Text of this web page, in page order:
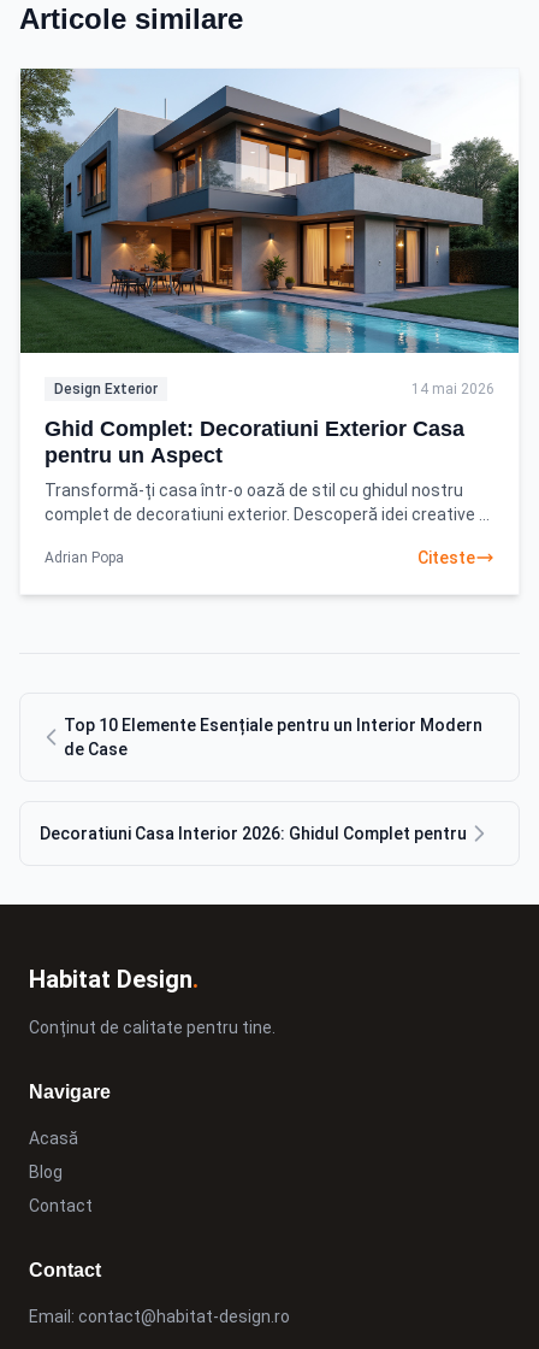
Articole similare
Design Exterior 14 mai 2026
Ghid Complet: Decoratiuni Exterior Casa
pentru un Aspect
Transformă-ți casa într-o oază de stil cu ghidul nostru
complet de decoratiuni exterior. Descoperă idei creative și
Adrian Popa Citeste
Top 10 Elemente Esențiale pentru un Interior Modern
de Case
Decoratiuni Casa Interior 2026: Ghidul Complet pentru
Habitat Design.
Conținut de calitate pentru tine.
Navigare
Acasă
Blog
Contact
Contact
Email: contact@habitat-design.ro